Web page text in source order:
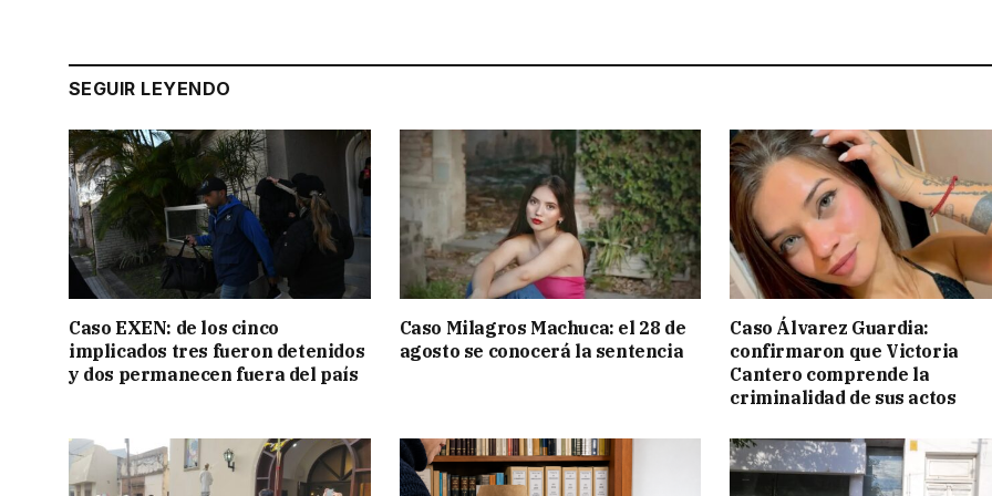
SEGUIR LEYENDO
Caso EXEN: de los cinco
implicados tres fueron detenidos
y dos permanecen fuera del país
Caso Milagros Machuca: el 28 de
agosto se conocerá la sentencia
Caso Álvarez Guardia:
confirmaron que Victoria
Cantero comprende la
criminalidad de sus actos